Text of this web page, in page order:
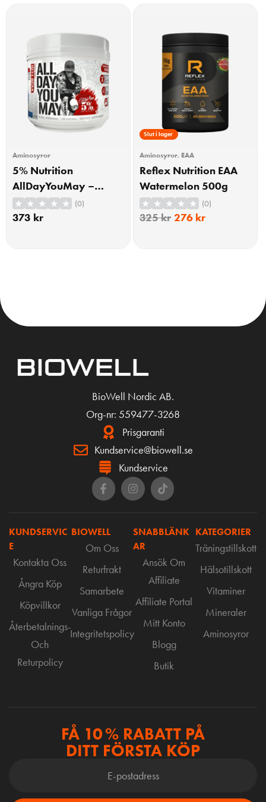
Aminosyror
5% Nutrition
AllDayYouMay –
Legendary Series,
Blue Raspberry – 435
(0)
373 kr
15% Rabatt
Slut i lager
Aminosyror, EAA
Reflex Nutrition EAA
Watermelon 500g
(0)
325kr 276 kr
BioWell Nordic AB.
Org-nr: 559477-3268
Prisgaranti
Kundservice@biowell.se
Kundservice
KUNDSERVIC
E
Kontakta Oss
Ångra Köp
Köpvillkor
Återbetalnings-
Och
Returpolicy
BIOWELL
Om Oss
Returfrakt
Samarbete
Vanliga Frågor
Integritetspolicy
SNABBLÄNK
AR
Ansök Om
Affiliate
Affiliate Portal
Mitt Konto
Blogg
Butik
KATEGORIER
Träningstillskott
Hälsotillskott
Vitaminer
Mineraler
Aminosyror
FÅ 10 % RABATT PÅ
DITT FÖRSTA KÖP